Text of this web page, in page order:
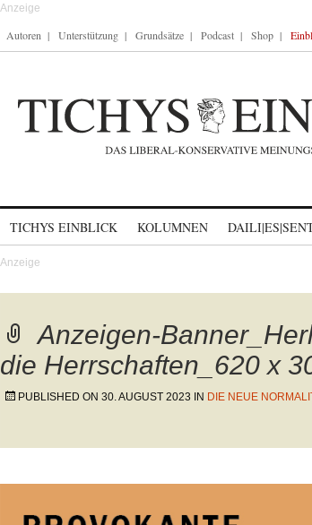
Autoren Unterstützung Grundsätze Podcast Shop
TICHYS EINBLICK KOLUMNEN
Anzeigen-
die Herrschaften_620 x
PUBLISHED ON 30. AUGUST 2023 IN DIE NEUE